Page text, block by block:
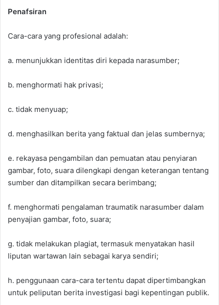
Penafsiran
Cara-cara yang profesional adalah:
a. menunjukkan identitas diri kepada narasumber;
b. menghormati hak privasi;
c. tidak menyuap;
d. menghasilkan berita yang faktual dan jelas sumbernya;
e. rekayasa pengambilan dan pemuatan atau penyiaran
gambar, foto, suara dilengkapi dengan keterangan tentang
sumber dan ditampilkan secara berimbang;
f. menghormati pengalaman traumatik narasumber dalam
penyajian gambar, foto, suara;
g. tidak melakukan plagiat, termasuk menyatakan hasil
liputan wartawan lain sebagai karya sendiri;
h. penggunaan cara-cara tertentu dapat dipertimbangkan
untuk peliputan berita investigasi bagi kepentingan publik.